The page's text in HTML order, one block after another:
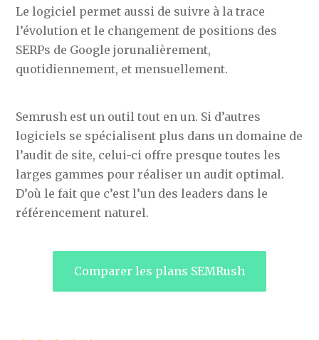
Le logiciel permet aussi de suivre à la trace
l’évolution et le changement de positions des
SERPs de Google jorunalièrement,
quotidiennement, et mensuellement.
Semrush est un outil tout en un. Si d’autres
logiciels se spécialisent plus dans un domaine de
l’audit de site, celui-ci offre presque toutes les
larges gammes pour réaliser un audit optimal.
D’où le fait que c’est l’un des leaders dans le
référencement naturel.
Comparer les plans SEMRush